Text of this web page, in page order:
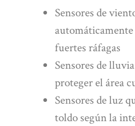
Sensores de
fuertes ráfagas
Sensores de
proteger el área
Sensores de luz
toldo según la